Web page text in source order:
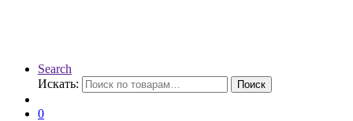
Search
Искать:
Поиск
0